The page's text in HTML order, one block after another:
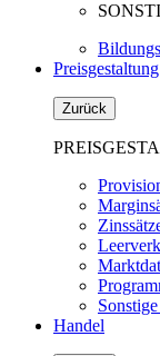
Preisgestaltung
Zurück
Handel